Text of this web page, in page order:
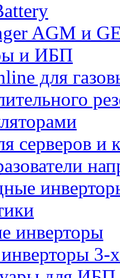
AGM и
и ИБП
для
серверов и
инверторы
3-